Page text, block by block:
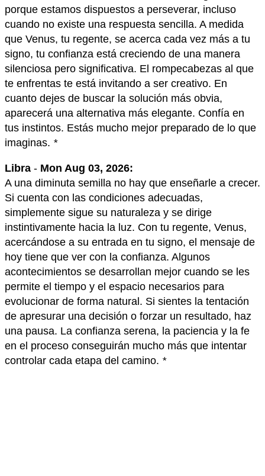
porque estamos dispuestos a perseverar, incluso
cuando no existe una respuesta sencilla. A medida
que Venus, tu regente, se acerca cada vez más a tu
signo, tu confianza está creciendo de una manera
silenciosa pero significativa. El rompecabezas al que
te enfrentas te está invitando a ser creativo. En
cuanto dejes de buscar la solución más obvia,
aparecerá una alternativa más elegante. Confía en
tus instintos. Estás mucho mejor preparado de lo que
imaginas. *
Libra - Mon Aug 03, 2026:
A una diminuta semilla no hay que enseñarle a crecer.
Si cuenta con las condiciones adecuadas,
simplemente sigue su naturaleza y se dirige
instintivamente hacia la luz. Con tu regente, Venus,
acercándose a su entrada en tu signo, el mensaje de
hoy tiene que ver con la confianza. Algunos
acontecimientos se desarrollan mejor cuando se les
permite el tiempo y el espacio necesarios para
evolucionar de forma natural. Si sientes la tentación
de apresurar una decisión o forzar un resultado, haz
una pausa. La confianza serena, la paciencia y la fe
en el proceso conseguirán mucho más que intentar
controlar cada etapa del camino. *